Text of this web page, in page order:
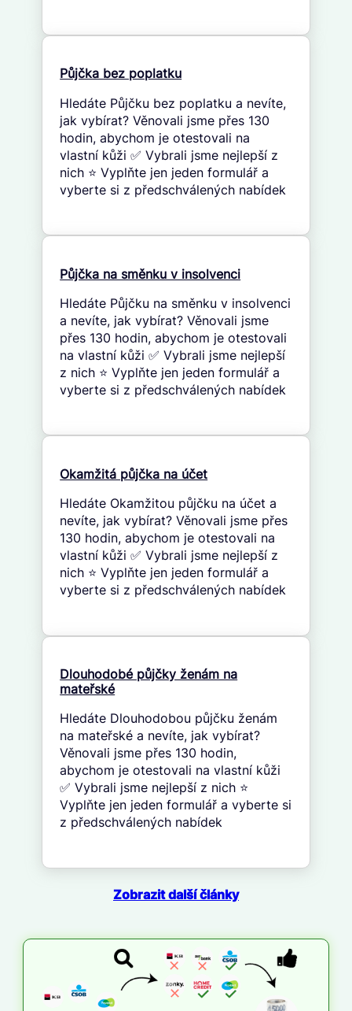
Půjčka bez poplatku
Hledáte Půjčku bez poplatku a nevíte,
jak vybírat? Věnovali jsme přes 130
hodin, abychom je otestovali na
vlastní kůži ✅ Vybrali jsme nejlepší z
nich ⭐ Vyplňte jen jeden formulář a
vyberte si z předschválených nabídek
Půjčka na směnku v insolvenci
Hledáte Půjčku na směnku v insolvenci
a nevíte, jak vybírat? Věnovali jsme
přes 130 hodin, abychom je otestovali
na vlastní kůži ✅ Vybrali jsme nejlepší
z nich ⭐ Vyplňte jen jeden formulář a
vyberte si z předschválených nabídek
Okamžitá půjčka na účet
Hledáte Okamžitou půjčku na účet a
nevíte, jak vybírat? Věnovali jsme přes
130 hodin, abychom je otestovali na
vlastní kůži ✅ Vybrali jsme nejlepší z
nich ⭐ Vyplňte jen jeden formulář a
vyberte si z předschválených nabídek
Dlouhodobé půjčky ženám na
mateřské
Hledáte Dlouhodobou půjčku ženám
na mateřské a nevíte, jak vybírat?
Věnovali jsme přes 130 hodin,
abychom je otestovali na vlastní kůži
✅ Vybrali jsme nejlepší z nich ⭐
Vyplňte jen jeden formulář a vyberte si
z předschválených nabídek
Zobrazit další články